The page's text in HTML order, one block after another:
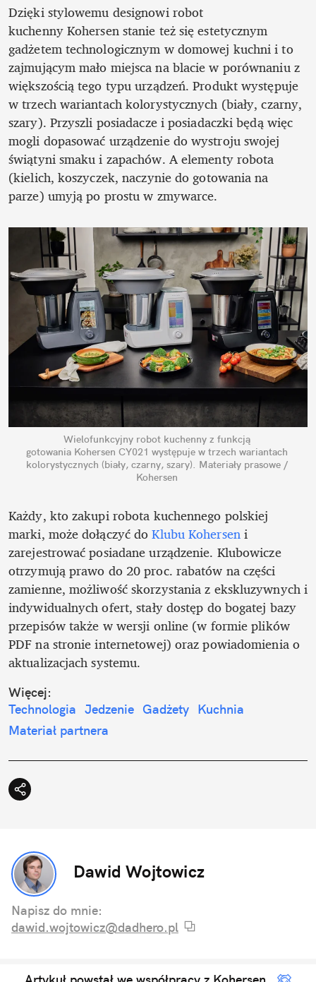
Dzięki stylowemu designowi robot
kuchenny Kohersen stanie też się estetycznym
gadżetem technologicznym w domowej kuchni i to
zajmującym mało miejsca na blacie w porównaniu z
większością tego typu urządzeń. Produkt występuje
w trzech wariantach kolorystycznych (biały, czarny,
szary). Przyszli posiadacze i posiadaczki będą więc
mogli dopasować urządzenie do wystroju swojej
świątyni smaku i zapachów. A elementy robota
(kielich, koszyczek, naczynie do gotowania na
parze) umyją po prostu w zmywarce.
Wielofunkcyjny robot kuchenny z funkcją
gotowania Kohersen CY021 występuje w trzech wariantach
kolorystycznych (biały, czarny, szary).
Materiały prasowe /
Kohersen
Każdy, kto zakupi robota kuchennego polskiej
marki, może dołączyć do Klubu Kohersen i
zarejestrować posiadane urządzenie. Klubowicze
otrzymują prawo do 20 proc. rabatów na części
zamienne, możliwość skorzystania z ekskluzywnych i
indywidualnych ofert, stały dostęp do bogatej bazy
przepisów także w wersji online (w formie plików
PDF na stronie internetowej) oraz powiadomienia o
aktualizacjach systemu.
Więcej:
Technologia Jedzenie Gadżety Kuchnia
Materiał partnera
Dawid Wojtowicz
Napisz do mnie:
dawid.wojtowicz@dadhero.pl